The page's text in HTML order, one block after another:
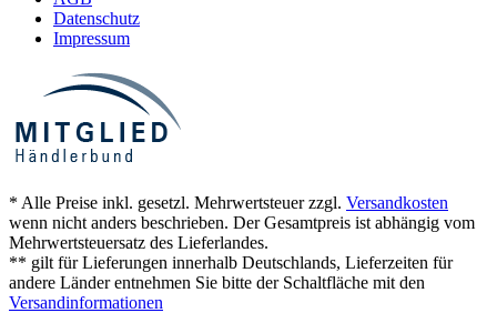
Datenschutz
Impressum
* Alle Preise inkl. gesetzl. Mehrwertsteuer zzgl. Versandkosten
wenn nicht anders beschrieben. Der Gesamtpreis ist abhängig vom
Mehrwertsteuersatz des Lieferlandes.
** gilt für Lieferungen innerhalb Deutschlands, Lieferzeiten für
andere Länder entnehmen Sie bitte der Schaltfläche mit den
Versandinformationen